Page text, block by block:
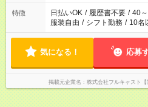
特徴 日払いOK / 履歴書不要 / 40
服装自由 / シフト勤務 / 10名
気になる！ 応募
掲載元企業名 株式会社フルキャスト